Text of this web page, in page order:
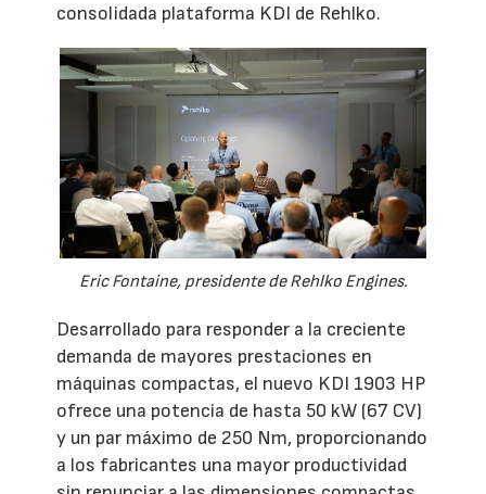
consolidada plataforma KDI de Rehlko.
Eric Fontaine, presidente de Rehlko Engines.
Desarrollado para responder a la creciente
demanda de mayores prestaciones en
máquinas compactas, el nuevo KDI 1903 HP
ofrece una potencia de hasta 50 kW (67 CV)
y un par máximo de 250 Nm, proporcionando
a los fabricantes una mayor productividad